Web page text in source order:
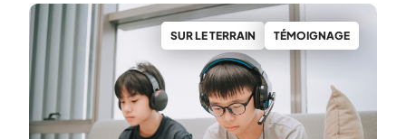
SUR LE TERRAIN TÉMOIGNAGE